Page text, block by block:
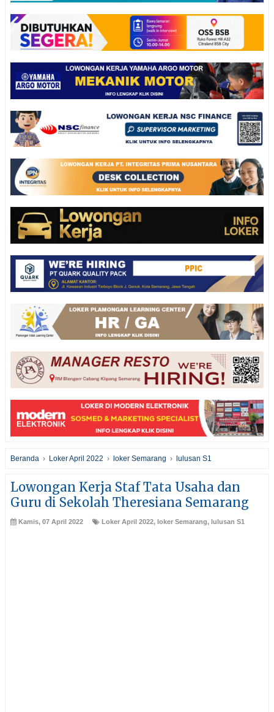
Beranda › Loker April 2022 › loker Semarang › lulusan S1
Lowongan Kerja Staf Tata Usaha dan
Guru di Sekolah Theresiana Semarang
Kamis, 07 April 2022 Loker April 2022, loker Semarang, lulusan S1